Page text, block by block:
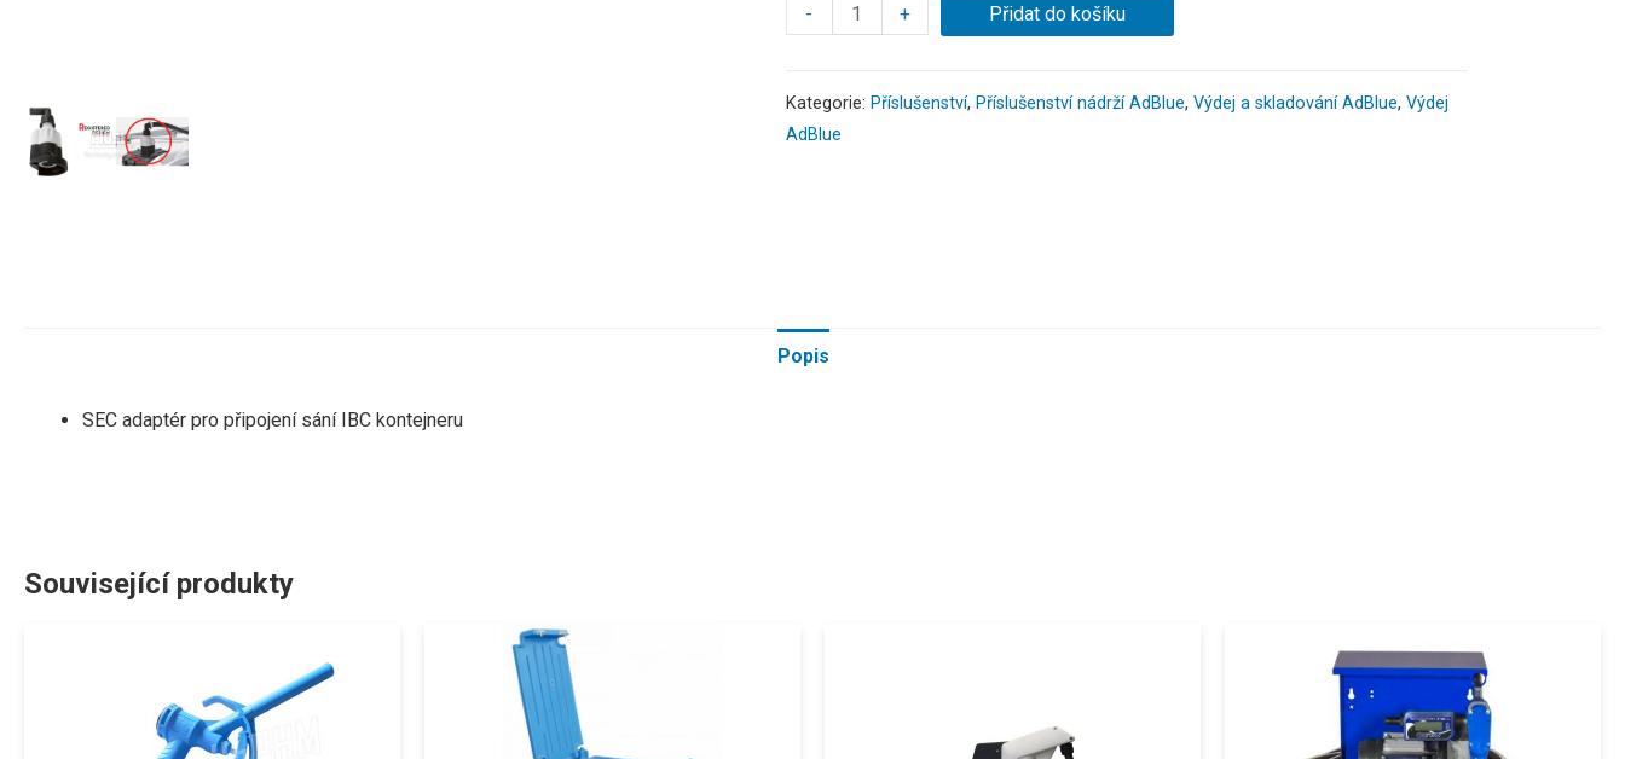
- + Přidat do košíku
Kategorie: Příslušenství, Příslušenství nádrží AdBlue, Výdej a skladování AdBlue, Výdej
AdBlue
Popis
SEC adaptér pro připojení sání IBC kontejneru
Související produkty